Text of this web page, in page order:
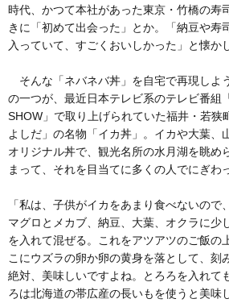
時代、かつて本社があった東京・竹橋の寿
きに「初めて出会った」とか。「納豆や寿
入っていて、すごくおいしかった」と懐か
そんな「ネバネバ丼」を自宅で再現しよ
の一つが、最近日本テレビ系のテレビ番組
SHOW」で取り上げられていた福井・若狭
よしだ」の名物「イカ丼」。イカや大葉、
オリジナル丼で、観光名所の水月湖を眺め
まって、それを目当てに多くの人でにぎわ
「私は、子供がイカをあまり食べないので
マグロとメカブ、納豆、大葉、オクラに少
を入れて混ぜる。これをアツアツのご飯の
こにウズラの卵か卵の黄身を落として、刻
絶対、美味しいですよね。とろろを入れて
ろは北海道の帯広産の長いもを使うと美味